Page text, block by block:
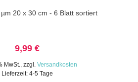
20 x 30 cm - 6 Blatt sortiert
9,99 €
MwSt., zzgl. Versandkosten
Lieferzeit: 4-5 Tage